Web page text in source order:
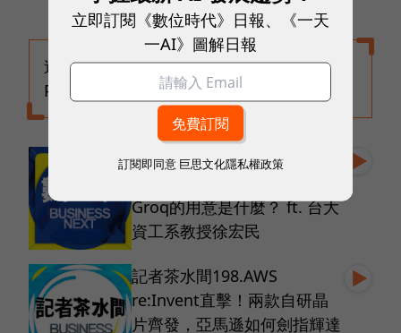
追蹤《數位時代》
Podcast
EP267. AI 在2025帶來的驚喜
Groq的用意是什麼？ ft. 台大
資工系教授徐宏民
記者茶水間198.AWS
re:Invent直擊！兩款自研晶
片齊發，亞馬遜如何劍指輝達
立即訂閱《數位時代》日報、《一天
一AI》圖解日報
訂閱即同意 巨思文化隱私權政策